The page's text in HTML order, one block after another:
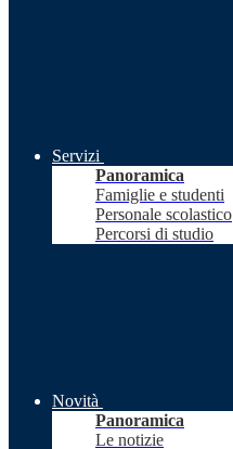
Servizi
Panoramica
Famiglie e studenti
Personale scolastico
Percorsi di studio
Novità
Panoramica
Le notizie